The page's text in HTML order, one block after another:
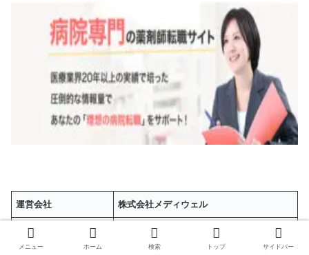
運営会社 株式会社メディウェル
求人数
約 20,000件〜
メニュー ホーム 検索 トップ サイドバー